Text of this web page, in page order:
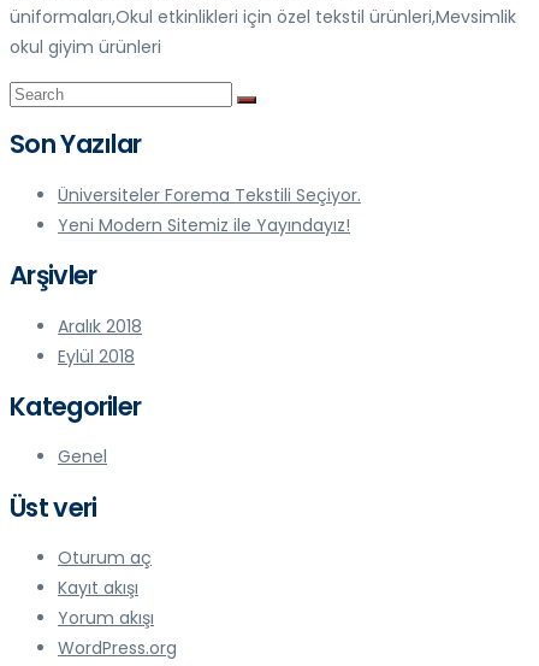
üniformaları,Okul etkinlikleri için özel tekstil ürünleri,Mevsimlik
okul giyim ürünleri
Son Yazılar
Üniversiteler Forema Tekstili Seçiyor.
Yeni Modern Sitemiz ile Yayındayız!
Arşivler
Aralık 2018
Eylül 2018
Kategoriler
Genel
Üst veri
Oturum aç
Kayıt akışı
Yorum akışı
WordPress.org